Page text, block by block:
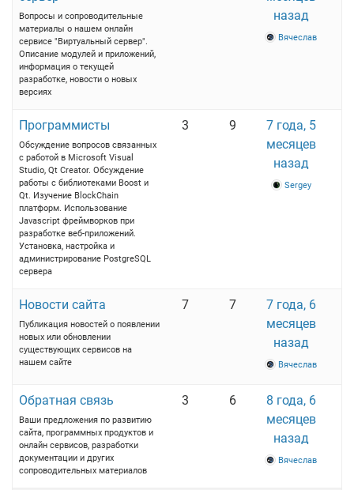
Вопросы и сопроводительные
материалы о нашем онлайн
сервисе "Виртуальный сервер".
Описание модулей и приложений,
информация о текущей
разработке, новости о новых
версиях
назад
Вячеслав
Программисты
Обсуждение вопросов связанных
с работой в Microsoft Visual
Studio, Qt Creator. Обсуждение
работы с библиотеками Boost и
Qt. Изучение BlockChain
платформ. Использование
Javascript фреймворков при
разработке веб-приложений.
Установка, настройка и
администрирование PostgreSQL
сервера
3 9
7 года, 5
месяцев
назад
Sergey
Новости сайта
Публикация новостей о появлении
новых или обновлении
существующих сервисов на
нашем сайте
7 7
7 года, 6
месяцев
назад
Вячеслав
Обратная связь
Ваши предложения по развитию
сайта, программных продуктов и
онлайн сервисов, разработки
документации и других
сопроводительных материалов
3 6
8 года, 6
месяцев
назад
Вячеслав